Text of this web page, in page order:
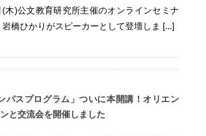
(木)公文教育研究所主催のオンラインセミナ
岩橋ひかりがスピーカーとして登壇しま [...]
パスプログラム」ついに本開講！オリエン
と交流会を開催しました